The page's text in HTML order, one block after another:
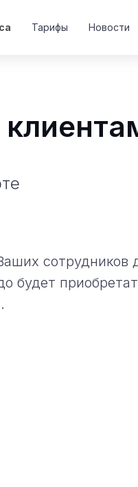
Тарифы Новости
сотрудников
будет